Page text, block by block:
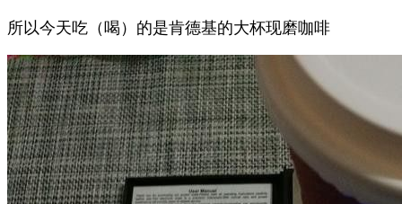
所以今天吃（喝）的是肯德基的大杯现磨咖啡